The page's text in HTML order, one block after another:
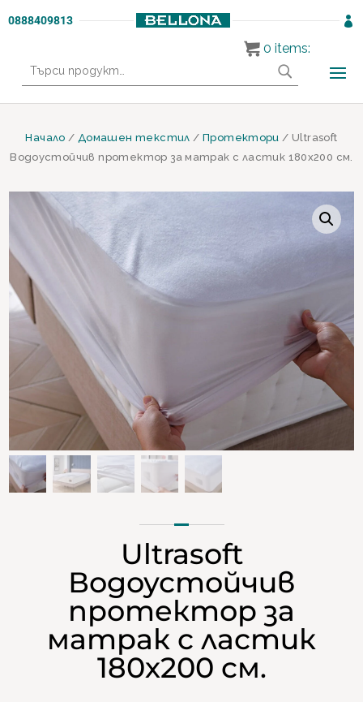
0888409813 
за:
Начало / Домашен текстил / Протектори / Ultrasoft
Водоустойчив протектор за матрак с ластик 180х200 см.
Ultrasoft
Водоустойчив
протектор за
матрак с ластик
180х200 см.
0 items: